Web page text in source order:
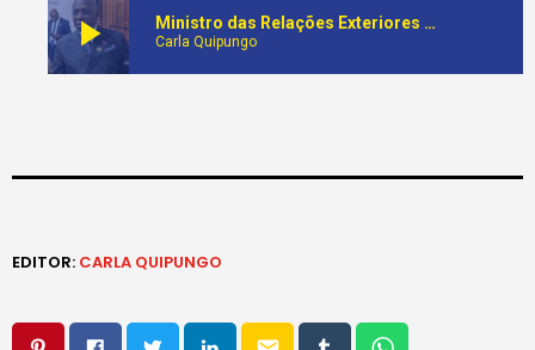
play_arrow Ministro das Relações Exteriores destaca resultados da visita do Presidente João Lourenço à Sérvia
Carla Quipungo
EDITOR: CARLA QUIPUNGO